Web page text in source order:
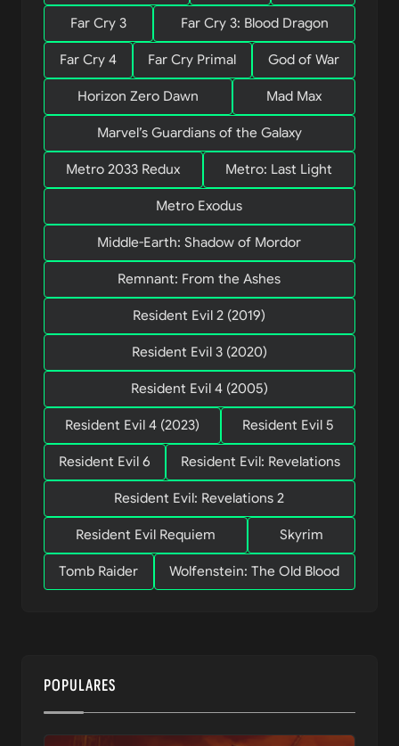
Far Cry 3 Far Cry 3: Blood Dragon
Far Cry 4 Far Cry Primal God of War
Horizon Zero Dawn Mad Max
Marvel’s Guardians of the Galaxy
Metro 2033 Redux Metro: Last Light
Metro Exodus
Middle-Earth: Shadow of Mordor
Remnant: From the Ashes
Resident Evil 2 (2019)
Resident Evil 3 (2020)
Resident Evil 4 (2005)
Resident Evil 4 (2023) Resident Evil 5
Resident Evil 6 Resident Evil: Revelations
Resident Evil: Revelations 2
Resident Evil Requiem Skyrim
Tomb Raider Wolfenstein: The Old Blood
POPULARES